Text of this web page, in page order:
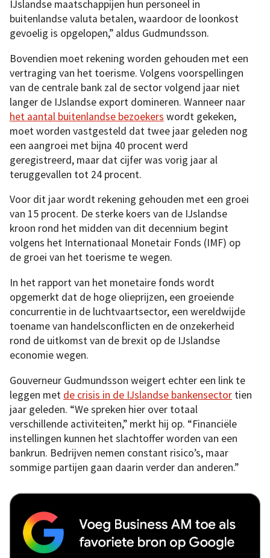
IJslandse maatschappijen hun personeel in
buitenlandse valuta betalen, waardoor de loonkost
gevoelig is opgelopen,” aldus Gudmundsson.
Bovendien moet rekening worden gehouden met een
vertraging van het toerisme. Volgens voorspellingen
van de centrale bank zal de sector volgend jaar niet
langer de IJslandse export domineren. Wanneer naar
het aantal buitenlandse bezoekers wordt gekeken,
moet worden vastgesteld dat twee jaar geleden nog
een aangroei met bijna 40 procent werd
geregistreerd, maar dat cijfer was vorig jaar al
teruggevallen tot 24 procent.
Voor dit jaar wordt rekening gehouden met een groei
van 15 procent. De sterke koers van de IJslandse
kroon rond het midden van dit decennium begint
volgens het Internationaal Monetair Fonds (IMF) op
de groei van het toerisme te wegen.
In het rapport van het monetaire fonds wordt
opgemerkt dat de hoge olieprijzen, een groeiende
concurrentie in de luchtvaartsector, een wereldwijde
toename van handelsconflicten en de onzekerheid
rond de uitkomst van de brexit op de IJslandse
economie wegen.
Gouverneur Gudmundsson weigert echter een link te
leggen met de crisis in de IJslandse bankensector tien
jaar geleden. “We spreken hier over totaal
verschillende activiteiten,” merkt hij op. “Financiële
instellingen kunnen het slachtoffer worden van een
bankrun. Bedrijven nemen constant risico’s, maar
sommige partijen gaan daarin verder dan anderen.”